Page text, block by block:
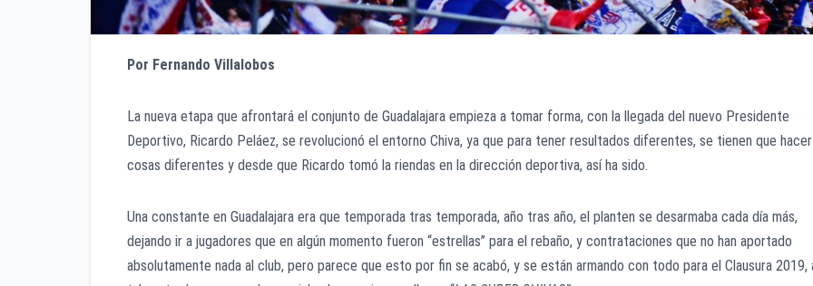
Por Fernando Villalobos
La nueva etapa que afrontará el conjunto de Guadalajara empieza a tomar forma, con la llegada del nuevo Presidente
Deportivo, Ricardo Peláez, se revolucionó el entorno Chiva, ya que para tener resultados diferentes, se tienen que hacer
cosas diferentes y desde que Ricardo tomó la riendas en la dirección deportiva, así ha sido.
Una constante en Guadalajara era que temporada tras temporada, año tras año, el planten se desarmaba cada día más,
dejando ir a jugadores que en algún momento fueron “estrellas” para el rebaño, y contrataciones que no han aportado
absolutamente nada al club, pero parece que esto por fin se acabó, y se están armando con todo para el Clausura 2019,